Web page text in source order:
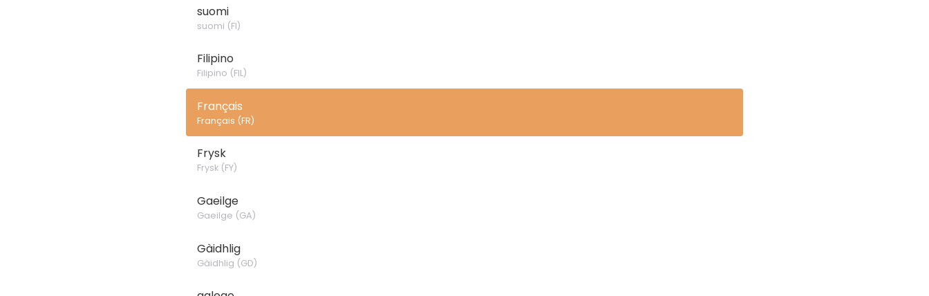
suomi
suomi (FI)
Filipino
Filipino (FIL)
Français
Français (FR)
Frysk
Frysk(FY)
Gaeilge
Gaeilge (GA)
Gàidhlig
Gàidhlig (GD)